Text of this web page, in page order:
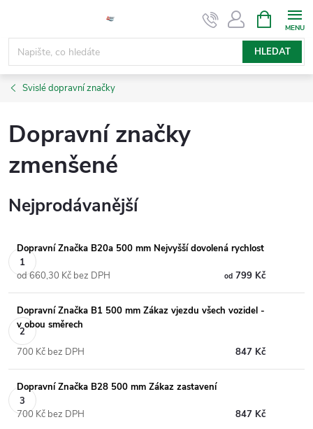
obsah
HLEDAT
NÁKUPNÍ
KOŠÍK
Svislé dopravní značky
Dopravní značky
zmenšené
Nejprodávanější
Dopravní Značka B20a 500 mm Nejvyšší dovolená rychlost
od799 Kč
od 660,30 Kč bez DPH
Dopravní Značka B1 500 mm Zákaz vjezdu všech vozidel -
v obou směrech
847 Kč
700 Kč bez DPH
Dopravní Značka B28 500 mm Zákaz zastavení
847 Kč
700 Kč bez DPH